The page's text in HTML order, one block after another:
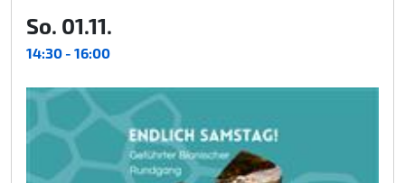
So. 01.11.
14:30 - 16:00